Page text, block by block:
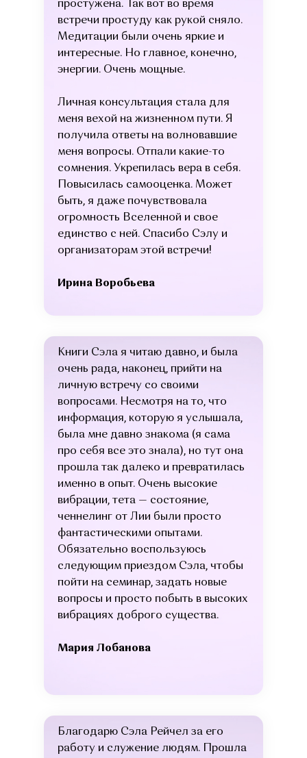
простужена. Так вот во время
встречи простуду как рукой сняло.
Медитации были очень яркие и
интересные. Но главное, конечно,
энергии. Очень мощные.
Личная консультация стала для
меня вехой на жизненном пути. Я
получила ответы на волновавшие
меня вопросы. Отпали какие-то
сомнения. Укрепилась вера в себя.
Повысилась самооценка. Может
быть, я даже почувствовала
огромность Вселенной и свое
единство с ней. Спасибо Сэлу и
организаторам этой встречи!
Ирина Воробьева
Книги Сэла я читаю давно, и была
очень рада, наконец, прийти на
личную встречу со своими
вопросами. Несмотря на то, что
информация, которую я услышала,
была мне давно знакома (я сама
про себя все это знала), но тут она
прошла так далеко и превратилась
именно в опыт. Очень высокие
вибрации, тета — состояние,
ченнелинг от Лии были просто
фантастическими опытами.
Обязательно воспользуюсь
следующим приездом Сэла, чтобы
пойти на семинар, задать новые
вопросы и просто побыть в высоких
вибрациях доброго существа.
Мария Лобанова
Благодарю Сэла Рейчел за его
работу и служение людям. Прошла